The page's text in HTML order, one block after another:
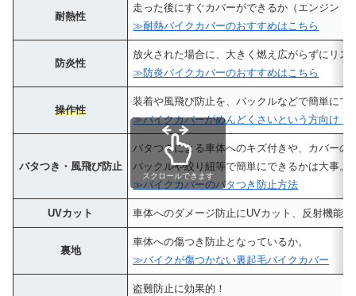
耐熱性
走った後にすぐカバーができるか（エンジン・
≫耐熱バイクカバーのおすすめはこちら
防炎性
放火された場合に、大きく燃え広がらずにリス
≫防炎バイクカバーのおすすめはこちら
操作性
装着や風飛び防止を、バックルなどで簡単にで
≫バイクカバーがめんどくさいという方向け！
バタつき・風飛び防止
バタつきによる車体へのキズ付きや、カバーの
バックルや絞り紐等で簡単にできるかは大事。
≫バイクカバーのバタつき防止方法
UVカット 車体へのダメージ防止にUVカット、反射機能
裏地
車体への傷つき防止となっているか。
≫バイクが傷つかない裏起毛バイクカバー
盗難防止に効果的！
スクロールできます